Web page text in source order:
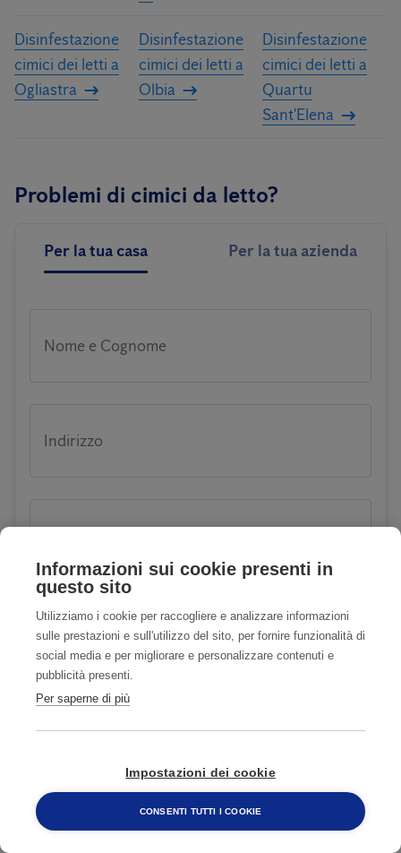
Disinfestazione
cimici dei letti a
Ogliastra
Disinfestazione
cimici dei letti a
Olbia
Disinfestazione
cimici dei letti a
Quartu
Sant'Elena
Problemi di cimici da letto?
Per la tua casa Per la tua azienda
Nome e Cognome
Indirizzo
CAP
E-mail
800 482 320
Informazioni sui cookie presenti in
questo sito
Utilizziamo i cookie per raccogliere e analizzare informazioni
sulle prestazioni e sull'utilizzo del sito, per fornire funzionalità di
social media e per migliorare e personalizzare contenuti e
pubblicità presenti.
Per saperne di più
Impostazioni dei cookie
CONSENTI TUTTI I COOKIE